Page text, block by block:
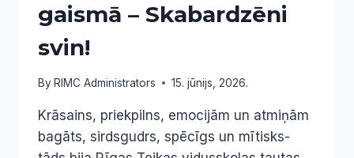
gaismā – Skabardzēni
svin!
By RIMC Administrators 15. jūnijs, 2026.
Krāsains, priekpilns, emocijām un atmiņām
bagāts, sirdsgudrs, spēcīgs un mītisks-